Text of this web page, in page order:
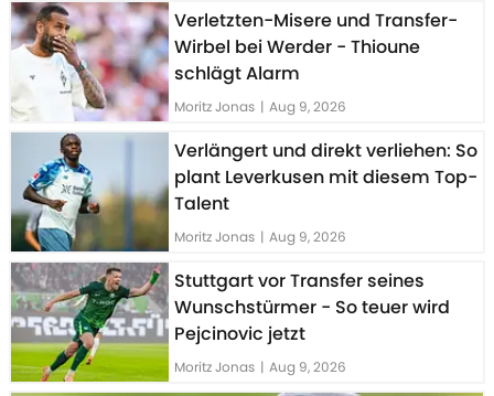
Verletzten-Misere und Transfer-
Wirbel bei Werder - Thioune
schlägt Alarm
Moritz Jonas | Aug 9, 2026
Verlängert und direkt verliehen: So
plant Leverkusen mit diesem Top-
Talent
Moritz Jonas | Aug 9, 2026
Stuttgart vor Transfer seines
Wunschstürmer - So teuer wird
Pejcinovic jetzt
Moritz Jonas | Aug 9, 2026